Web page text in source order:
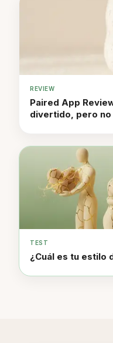
REVIEW
Paired App
divertido, pero
TEST
¿Cuál es tu estilo